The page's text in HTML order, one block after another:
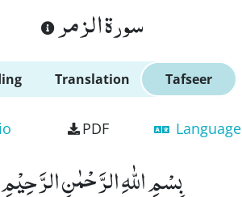
سورة الزمر
Translation Tafseer
PDF Language
بِسْمِ اللّٰهِ الرَّحْمٰنِ الرَّحِیْمِ